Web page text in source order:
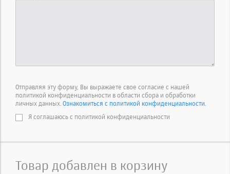
Отправляя эту форму, Вы выражаете свое согласие с нашей
политикой конфиденциальности в области сбора и обработки
личных данных. Ознакомиться с политикой конфиденциальности.
Я соглашаюсь с политикой конфиденциальности
Товар добавлен в корзину